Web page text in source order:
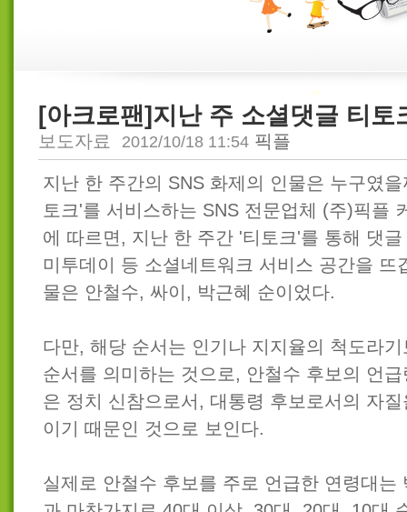
[아크로팬]지난 주 소셜댓글 티
보도자료 2012/10/18 11:54 픽플
지난 한 주간의 SNS 화제의 인물은 누구였
토크'를 서비스하는 SNS 전문업체 (주)픽플
에 따르면, 지난 한 주간 '티토크'를 통해 댓
미투데이 등 소셜네트워크 서비스 공간을 뜨
물은 안철수, 싸이, 박근혜 순이었다.
다만, 해당 순서는 인기나 지지율의 척도라
순서를 의미하는 것으로, 안철수 후보의 언
은 정치 신참으로서, 대통령 후보로서의 자
이기 때문인 것으로 보인다.
실제로 안철수 후보를 주로 언급한 연령대는